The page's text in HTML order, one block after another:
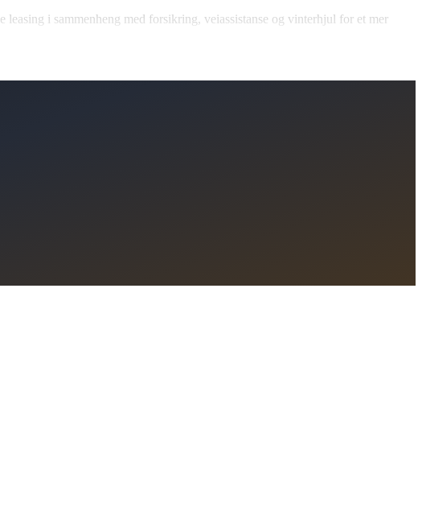
i sammenheng med forsikring, veiassistanse og vinterhjul for et mer